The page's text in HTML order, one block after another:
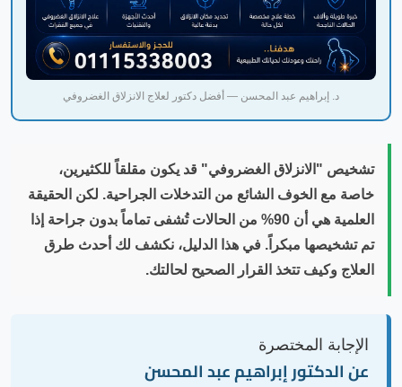
د. إبراهيم عبد المحسن — أفضل دكتور لعلاج الانزلاق الغضروفي
تشخيص "الانزلاق الغضروفي" قد يكون مقلقاً للكثيرين،
خاصة مع الخوف الشائع من التدخلات الجراحية. لكن الحقيقة
العلمية هي أن 90% من الحالات تُشفى تماماً بدون جراحة إذا
تم تشخيصها مبكراً. في هذا الدليل، نكشف لك أحدث طرق
العلاج وكيف تتخذ القرار الصحيح لحالتك.
الإجابة المختصرة
عن الدكتور إبراهيم عبد المحسن